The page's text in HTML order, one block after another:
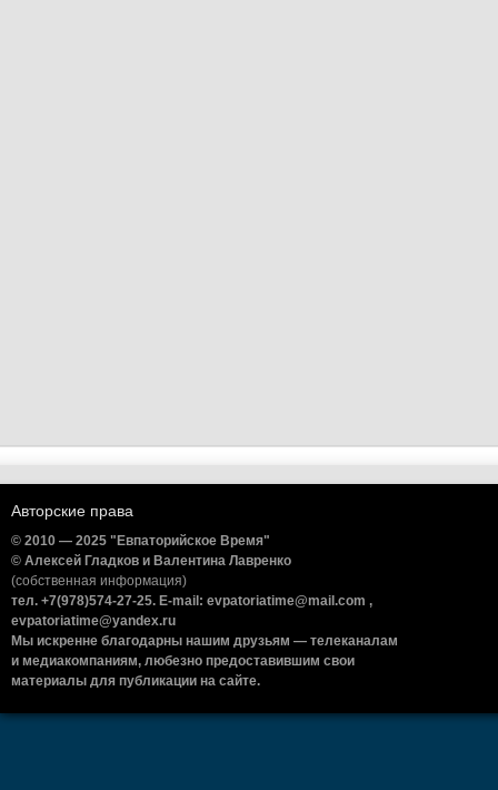
Авторские права
© 2010 — 2025 "Евпаторийское Время"
© Алексей Гладков и Валентина Лавренко
(собственная информация)
тел. +7(978)574-27-25. E-mail: evpatoriatime@mail.com ,
evpatoriatime@yandex.ru
Мы искренне благодарны нашим друзьям — телеканалам
и медиакомпаниям, любезно предоставившим свои
материалы для публикации на сайте.